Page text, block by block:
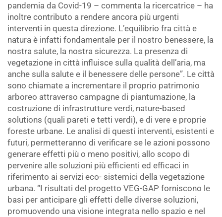
pandemia da Covid-19 – commenta la ricercatrice – ha
inoltre contributo a rendere ancora più urgenti
interventi in questa direzione. L’equilibrio fra città e
natura è infatti fondamentale per il nostro benessere, la
nostra salute, la nostra sicurezza. La presenza di
vegetazione in città influisce sulla qualità dell’aria, ma
anche sulla salute e il benessere delle persone”. Le città
sono chiamate a incrementare il proprio patrimonio
arboreo attraverso campagne di piantumazione, la
costruzione di infrastrutture verdi, nature-based
solutions (quali pareti e tetti verdi), e di vere e proprie
foreste urbane. Le analisi di questi interventi, esistenti e
futuri, permetteranno di verificare se le azioni possono
generare effetti più o meno positivi, allo scopo di
pervenire alle soluzioni più efficienti ed efficaci in
riferimento ai servizi eco- sistemici della vegetazione
urbana. “I risultati del progetto VEG-GAP forniscono le
basi per anticipare gli effetti delle diverse soluzioni,
promuovendo una visione integrata nello spazio e nel